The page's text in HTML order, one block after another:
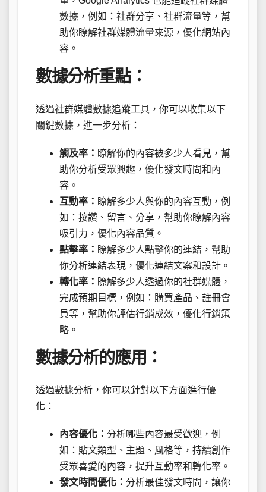
數據，例如：社群分享、社群流量等，幫
助你瞭解社群媒體流量來源，優化網站內
容。
數據分析重點：
透過社群媒體數據追蹤工具，你可以收集以下
關鍵數據，進一步分析：
觸及率： 瞭解你的內容被多少人看見，幫
助你分析受眾興趣，優化發文時間和內
容。
互動率： 瞭解多少人與你的內容互動，例
如：按讚、留言、分享，幫助你瞭解內容
吸引力，優化內容品質。
點擊率： 瞭解多少人點擊你的連結，幫助
你分析連結表現，優化連結文案和設計。
轉化率： 瞭解多少人透過你的社群媒體，
完成預期目標，例如：購買產品、註冊會
員等，幫助你評估行銷成效，優化行銷策
略。
數據分析的應用：
透過數據分析，你可以針對以下方面進行優
化：
內容優化： 分析哪些內容最受歡迎，例
如：貼文類型、主題、風格等，持續創作
受眾喜愛的內容，提升互動率和轉化率。
發文時間優化： 分析最佳發文時間，讓你